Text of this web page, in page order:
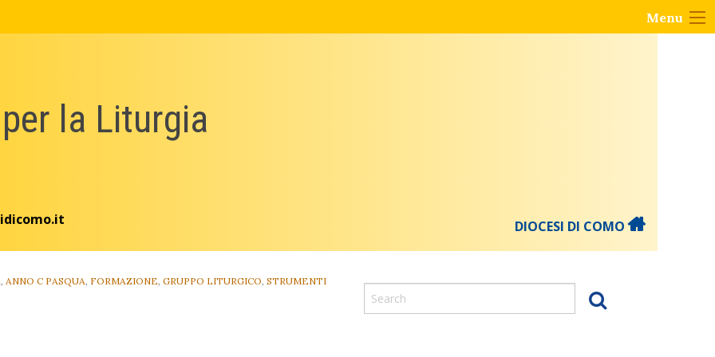
Menu
la Liturgia
DIOCESI DI COMO
ANNO C PASQUA FORMAZIONE GRUPPO LITURGICO STRUMENTI